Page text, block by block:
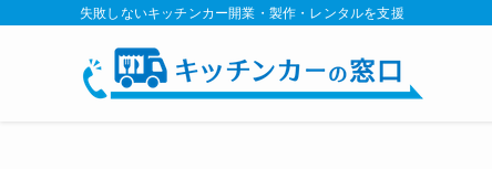
失敗しないキッチンカー開業・製作・レンタルを支援